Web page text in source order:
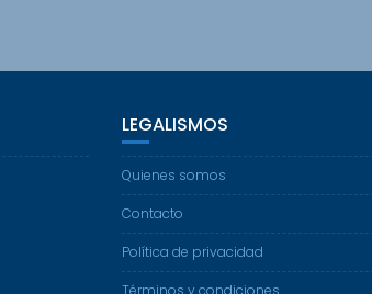
LEGALISMOS
Quienes somos
Contacto
Política de privacidad
Términos y condiciones